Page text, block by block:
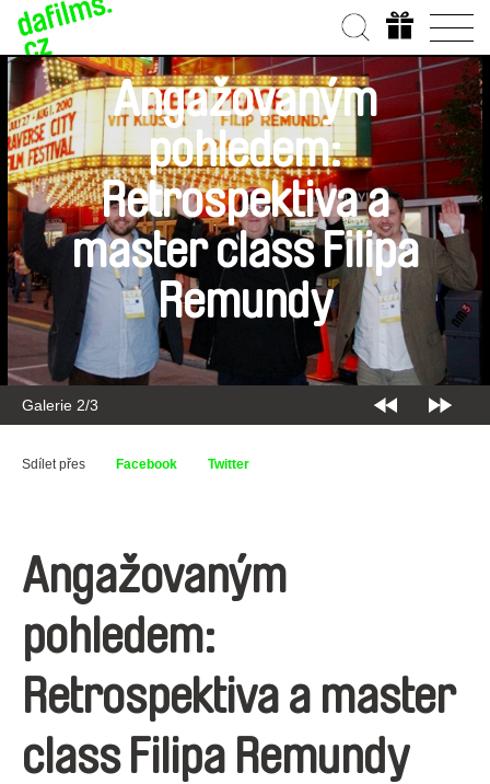
Galerie 2/3
Angažovaným
pohledem:
Retrospektiva a
master class Filipa
Remundy
Sdílet přes Facebook Twitter
Angažovaným
pohledem:
Retrospektiva a master
class Filipa Remundy